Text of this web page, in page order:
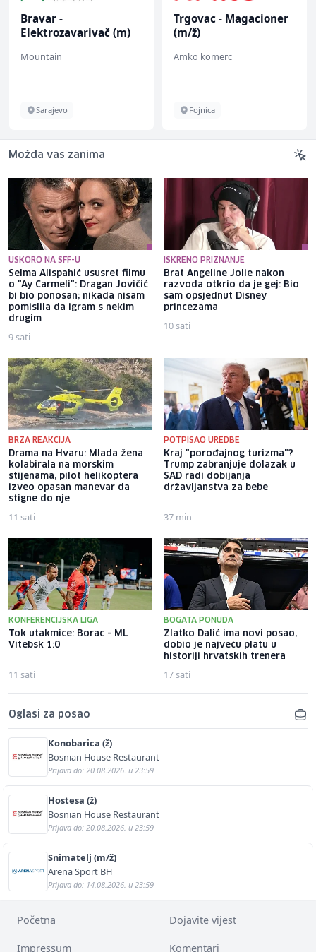
Bravar -
Elektrozavarivač (m)
Mountain
Sarajevo
Trgovac - Magacioner
(m/ž)
Amko komerc
Fojnica
Možda vas zanima
USKORO NA SFF-U
Selma Alispahić ususret filmu
o "Ay Carmeli": Dragan Jovičić
bi bio ponosan; nikada nisam
pomislila da igram s nekim
drugim
9 sati
ISKRENO PRIZNANJE
Brat Angeline Jolie nakon
razvoda otkrio da je gej: Bio
sam opsjednut Disney
princezama
10 sati
BRZA REAKCIJA
Drama na Hvaru: Mlada žena
kolabirala na morskim
stijenama, pilot helikoptera
izveo opasan manevar da
stigne do nje
11 sati
POTPISAO UREDBE
Kraj "porođajnog turizma"?
Trump zabranjuje dolazak u
SAD radi dobijanja
državljanstva za bebe
37 min
KONFERENCIJSKA LIGA
Tok utakmice: Borac - ML
Vitebsk 1:0
11 sati
BOGATA PONUDA
Zlatko Dalić ima novi posao,
dobio je najveću platu u
historiji hrvatskih trenera
17 sati
Oglasi za posao
Konobarica (ž)
Bosnian House Restaurant
Prijava do: 20.08.2026. u 23:59
Hostesa (ž)
Bosnian House Restaurant
Prijava do: 20.08.2026. u 23:59
Snimatelj (m/ž)
Arena Sport BH
Prijava do: 14.08.2026. u 23:59
Početna Dojavite vijest
Impressum Komentari